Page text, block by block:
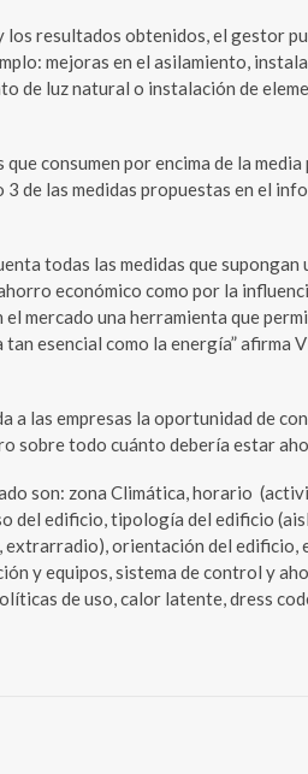
los resultados obtenidos, el gestor
mejoras en el asilamiento,
de luz natural o instalación de
que consumen por encima de la
3 de las medidas propuestas en el
todas las medidas que supongan
económico como por la
mercado una herramienta que
esencial como la energía” afirma
a las empresas la oportunidad de
sobre todo cuánto debería estar
son: zona Climática, horario
del edificio, tipología del edificio
extrarradio), orientación del edificio,
y equipos, sistema de control y
de uso, calor latente, dress